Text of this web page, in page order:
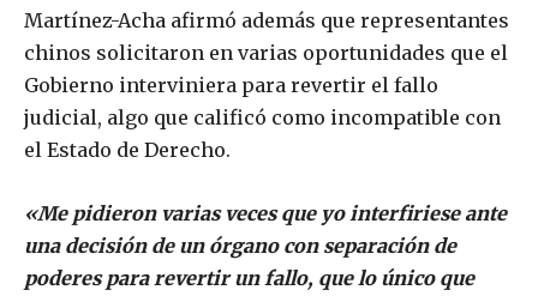
Martínez-Acha afirmó además que representantes
chinos solicitaron en varias oportunidades que el
Gobierno interviniera para revertir el fallo
judicial, algo que calificó como incompatible con
el Estado de Derecho.
«Me pidieron varias veces que yo interfiriese ante
una decisión de un órgano con separación de
poderes para revertir un fallo, que lo único que